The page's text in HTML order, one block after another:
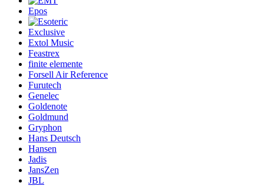
Epos
Exclusive
Extol Music
Feastrex
finite elemente
Forsell Air Reference
Furutech
Genelec
Goldenote
Goldmund
Gryphon
Hans Deutsch
Hansen
Jadis
JansZen
JBL